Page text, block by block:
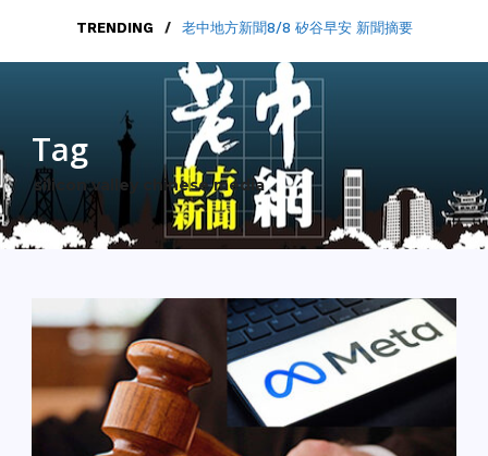
TRENDING / 老中地方新聞8/8 矽谷早安 新聞摘要
Tag
silicon valley chinese media